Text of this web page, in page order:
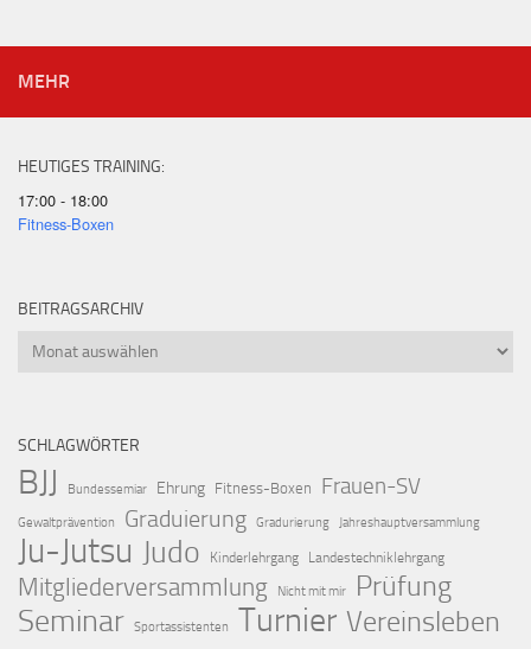
MEHR
HEUTIGES TRAINING:
17:00 - 18:00
Fitness-Boxen
BEITRAGSARCHIV
Beitragsarchiv
SCHLAGWÖRTER
BJJ Bundessemiar Ehrung Fitness-Boxen Frauen-SV
Gewaltprävention Graduierung Gradurierung Jahreshauptversammlung
Ju-Jutsu Judo Kinderlehrgang Landestechniklehrgang
Mitgliederversammlung Nicht mit mir Prüfung
Seminar Sportassistenten Turnier Vereinsleben